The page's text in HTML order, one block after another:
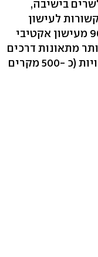
בישיבה,
לעישון
עשרת אלפים בני אדם, מהם כ-9000 מעישון אקטיבי
מתאונות דרכים
(360 מקרי מוות בשנה) או מהתאבדויות (כ -500 מקרים